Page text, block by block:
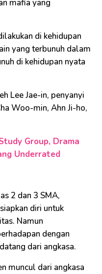
mafia yang
di kehidupan
yang terbunuh dalam
di kehidupan nyata
Lee Jae-in, penyanyi
Woo-min, Ahn Ji-ho,
Group, Drama
Underrated
2 dan 3 SMA,
diri untuk
Namun
dengan
dari angkasa.
muncul dari angkasa